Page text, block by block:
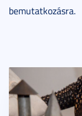
bemutatkozásra.